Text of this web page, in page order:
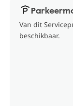
Van dit
beschikbaar.